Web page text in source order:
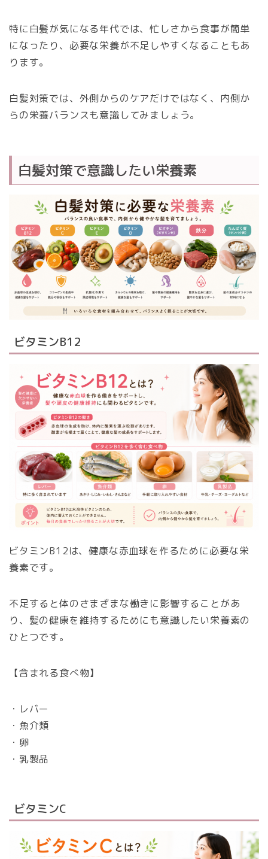
特に白髪が気になる年代では、忙しさから食事が簡単
になったり、必要な栄養が不足しやすくなることもあ
ります。
白髪対策では、外側からのケアだけではなく、内側か
らの栄養バランスも意識してみましょう。
白髪対策で意識したい栄養素
ビタミンB12
ビタミンB12は、健康な赤血球を作るために必要な栄
養素です。
不足すると体のさまざまな働きに影響することがあ
り、髪の健康を維持するためにも意識したい栄養素の
ひとつです。
【含まれる食べ物】
・レバー
・魚介類
・卵
・乳製品
ビタミンC